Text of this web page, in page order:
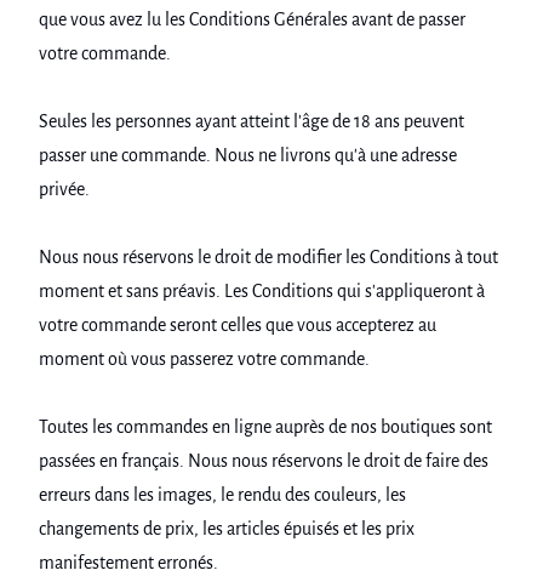
que vous avez lu les Conditions Générales avant de passer
votre commande.
Seules les personnes ayant atteint l'âge de 18 ans peuvent
passer une commande. Nous ne livrons qu'à une adresse
privée.
Nous nous réservons le droit de modifier les Conditions à tout
moment et sans préavis. Les Conditions qui s'appliqueront à
votre commande seront celles que vous accepterez au
moment où vous passerez votre commande.
Toutes les commandes en ligne auprès de nos boutiques sont
passées en français. Nous nous réservons le droit de faire des
erreurs dans les images, le rendu des couleurs, les
changements de prix, les articles épuisés et les prix
manifestement erronés.